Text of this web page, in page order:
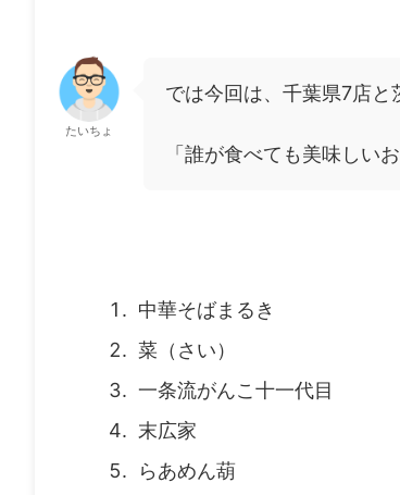
たいちょ
では今回は、千葉県7店と
「誰が食べても美味しい
中華そばまるき
菜（さい）
一条流がんこ十一代目
末広家
らあめん葫